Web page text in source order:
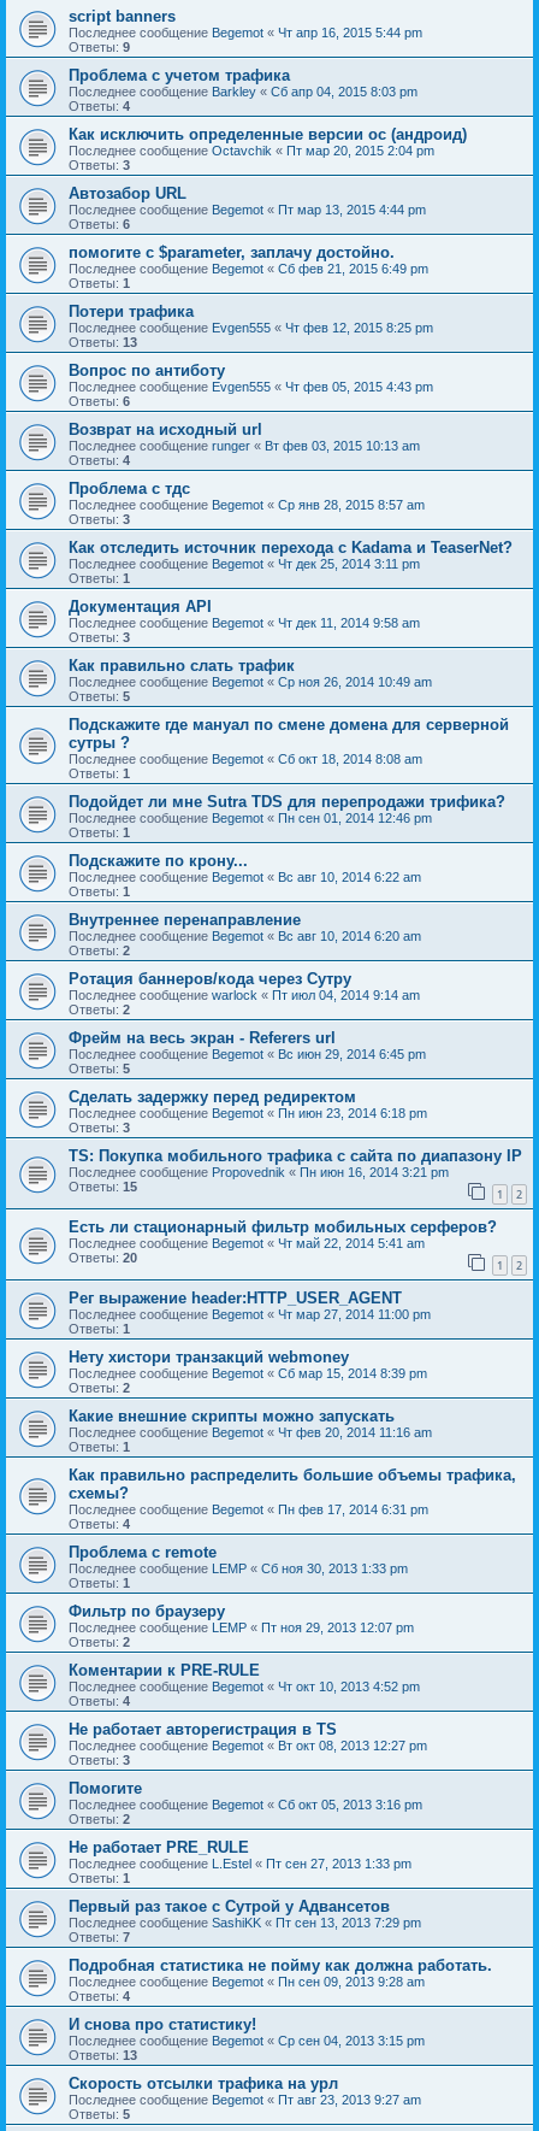
script banners
Последнее сообщение Begemot « Чт апр 16, 2015 5:44 pm
Ответы: 9
Проблема с учетом трафика
Последнее сообщение Barkley « Сб апр 04, 2015 8:03 pm
Ответы: 4
Как исключить определенные версии ос (андроид)
Последнее сообщение Octavchik « Пт мар 20, 2015 2:04 pm
Ответы: 3
Автозабор URL
Последнее сообщение Begemot « Пт мар 13, 2015 4:44 pm
Ответы: 6
помогите с $parameter, заплачу достойно.
Последнее сообщение Begemot « Сб фев 21, 2015 6:49 pm
Ответы: 1
Потери трафика
Последнее сообщение Evgen555 « Чт фев 12, 2015 8:25 pm
Ответы: 13
Вопрос по антиботу
Последнее сообщение Evgen555 « Чт фев 05, 2015 4:43 pm
Ответы: 6
Возврат на исходный url
Последнее сообщение runger « Вт фев 03, 2015 10:13 am
Ответы: 4
Проблема с тдс
Последнее сообщение Begemot « Ср янв 28, 2015 8:57 am
Ответы: 3
Как отследить источник перехода с Kadama и TeaserNet?
Последнее сообщение Begemot « Чт дек 25, 2014 3:11 pm
Ответы: 1
Документация API
Последнее сообщение Begemot « Чт дек 11, 2014 9:58 am
Ответы: 3
Как правильно слать трафик
Последнее сообщение Begemot « Ср ноя 26, 2014 10:49 am
Ответы: 5
Подскажите где мануал по смене домена для серверной
сутры ?
Последнее сообщение Begemot « Сб окт 18, 2014 8:08 am
Ответы: 1
Подойдет ли мне Sutra TDS для перепродажи трифика?
Последнее сообщение Begemot « Пн сен 01, 2014 12:46 pm
Ответы: 1
Подскажите по крону...
Последнее сообщение Begemot « Вс авг 10, 2014 6:22 am
Ответы: 1
Внутреннее перенаправление
Последнее сообщение Begemot « Вс авг 10, 2014 6:20 am
Ответы: 2
Ротация баннеров/кода через Сутру
Последнее сообщение warlock « Пт июл 04, 2014 9:14 am
Ответы: 2
Фрейм на весь экран - Referers url
Последнее сообщение Begemot « Вс июн 29, 2014 6:45 pm
Ответы: 5
Сделать задержку перед редиректом
Последнее сообщение Begemot « Пн июн 23, 2014 6:18 pm
Ответы: 3
TS: Покупка мобильного трафика с сайта по диапазону IP
Последнее сообщение Propovednik « Пн июн 16, 2014 3:21 pm
Ответы: 15 1 2
Есть ли стационарный фильтр мобильных серферов?
Последнее сообщение Begemot « Чт май 22, 2014 5:41 am
Ответы: 20 1 2
Рег выражение header:HTTP_USER_AGENT
Последнее сообщение Begemot « Чт мар 27, 2014 11:00 pm
Ответы: 1
Нету хистори транзакций webmoney
Последнее сообщение Begemot « Сб мар 15, 2014 8:39 pm
Ответы: 2
Какие внешние скрипты можно запускать
Последнее сообщение Begemot « Чт фев 20, 2014 11:16 am
Ответы: 1
Как правильно распределить большие объемы трафика,
схемы?
Последнее сообщение Begemot « Пн фев 17, 2014 6:31 pm
Ответы: 4
Проблема с remote
Последнее сообщение LEMP « Сб ноя 30, 2013 1:33 pm
Ответы: 1
Фильтр по браузеру
Последнее сообщение LEMP « Пт ноя 29, 2013 12:07 pm
Ответы: 2
Коментарии к PRE-RULE
Последнее сообщение Begemot « Чт окт 10, 2013 4:52 pm
Ответы: 4
Не работает авторегистрация в TS
Последнее сообщение Begemot « Вт окт 08, 2013 12:27 pm
Ответы: 3
Помогите
Последнее сообщение Begemot « Сб окт 05, 2013 3:16 pm
Ответы: 2
Не работает PRE_RULE
Последнее сообщение L.Estel « Пт сен 27, 2013 1:33 pm
Ответы: 1
Первый раз такое с Сутрой у Адвансетов
Последнее сообщение SashiKK « Пт сен 13, 2013 7:29 pm
Ответы: 7
Подробная статистика не пойму как должна работать.
Последнее сообщение Begemot « Пн сен 09, 2013 9:28 am
Ответы: 4
И снова про статистику!
Последнее сообщение Begemot « Ср сен 04, 2013 3:15 pm
Ответы: 13
Cкорость отсылки трафика на урл
Последнее сообщение Begemot « Пт авг 23, 2013 9:27 am
Ответы: 5